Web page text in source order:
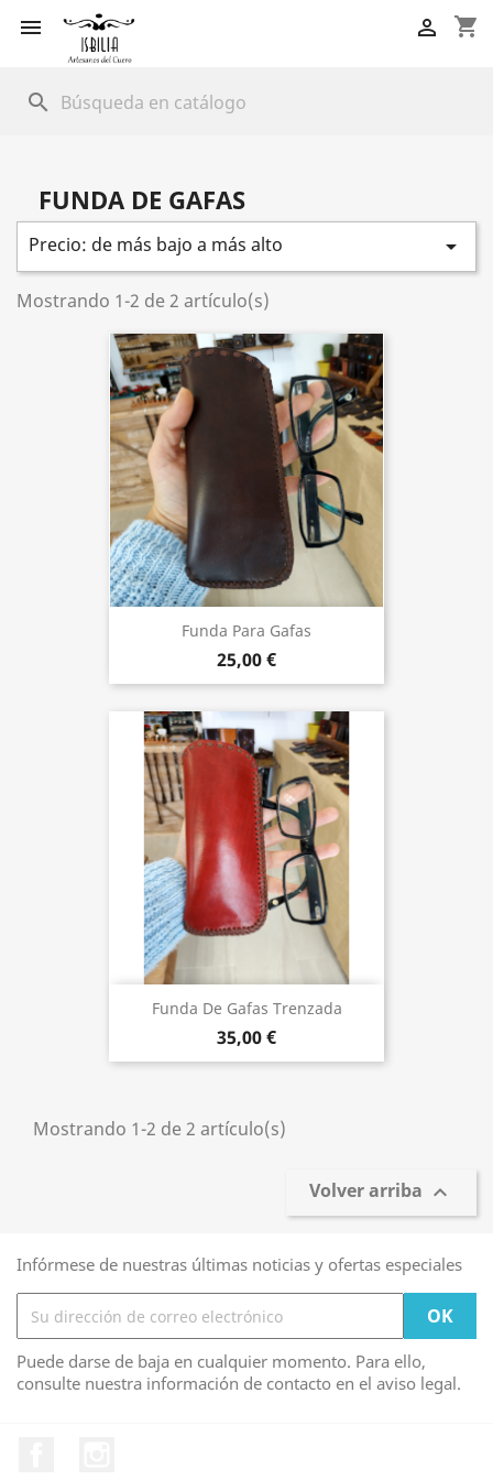
 shopping_cart

search
FUNDA DE GAFAS
Precio: de más bajo a más alto 
Mostrando 1-2 de 2 artículo(s)
Funda Para Gafas
25,00 €
Funda De Gafas Trenzada
35,00 €
Mostrando 1-2 de 2 artículo(s)
Volver arriba 
Infórmese de nuestras últimas noticias y ofertas especiales
Puede darse de baja en cualquier momento. Para ello,
consulte nuestra información de contacto en el aviso legal.